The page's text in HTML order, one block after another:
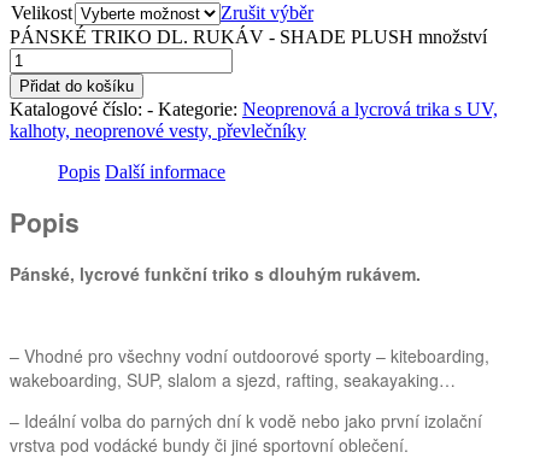
Velikost
Zrušit výběr
PÁNSKÉ TRIKO DL. RUKÁV - SHADE PLUSH množství
Přidat do košíku
Katalogové číslo: - Kategorie: Neoprenová a lycrová trika s UV,
kalhoty, neoprenové vesty, převlečníky
Popis Další informace
Popis
Pánské, lycrové funkční triko s dlouhým rukávem.
– Vhodné pro všechny vodní outdoorové sporty – kiteboarding,
wakeboarding, SUP, slalom a sjezd, rafting, seakayaking…
– Ideální volba do parných dní k vodě nebo jako první izolační
vrstva pod vodácké bundy či jiné sportovní oblečení.